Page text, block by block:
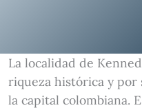
La localidad de
riqueza histórica y por
la capital colombiana.